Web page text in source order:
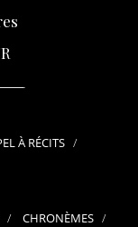
À RÉCITS
CHRONÈMES